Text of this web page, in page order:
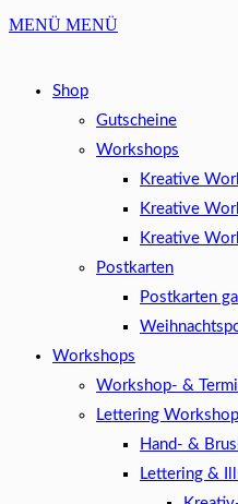
MENÜ MENÜ
Shop
Gutscheine
Workshops
Kreative
Kreative
Kreative
Postkarten
Postkarten
Workshops
Workshop- &
Lettering
Hand- &
Lettering &